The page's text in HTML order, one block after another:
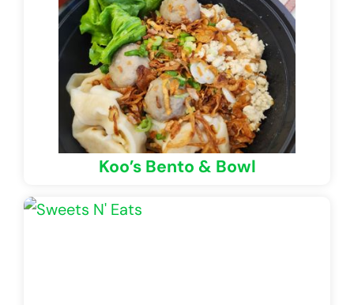
Koo’s Bento & Bowl